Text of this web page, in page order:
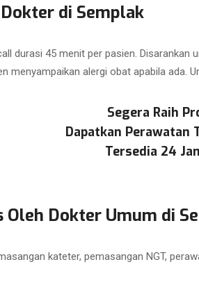
di Semplak
durasi 45 menit per pasien.
menyampaikan alergi obat apabila
Segera Raih
Dapatkan Perawatan
Tersedia 24
Oleh Dokter Umum di
kateter, pemasangan NGT,